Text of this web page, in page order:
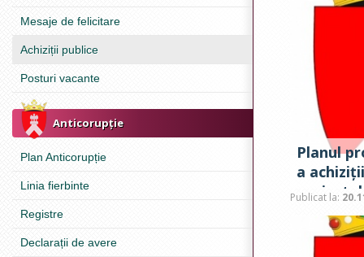
Mesaje de felicitare
Achiziții publice
Posturi vacante
Anticorupție
Plan Anticorupție
Linia fierbinte
Registre
Declarații de avere
Planul
a
anul 2026
Publicat la: